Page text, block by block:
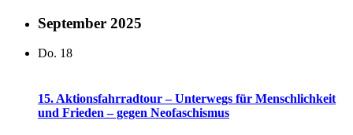
September 2025
Do. 18
15. Aktionsfahrradtour – Unterwegs für Menschlichkeit
und Frieden – gegen Neofaschismus